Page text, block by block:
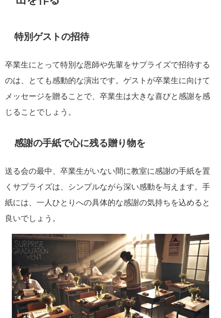
特別ゲストの招待
卒業生にとって特別な恩師や先輩をサプライズで招待する
のは、とても感動的な演出です。ゲストが卒業生に向けて
メッセージを贈ることで、卒業生は大きな喜びと感謝を感
じることでしょう。
感謝の手紙で心に残る贈り物を
送る会の最中、卒業生がいない間に教室に感謝の手紙を置
くサプライズは、シンプルながら深い感動を与えます。手
紙には、一人ひとりへの具体的な感謝の気持ちを込めると
良いでしょう。